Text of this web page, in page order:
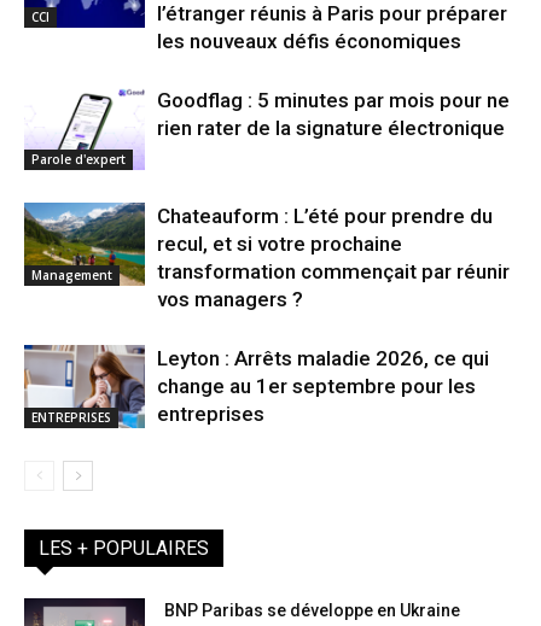
CCI
l’étranger réunis à Paris pour préparer
les nouveaux défis économiques
Parole d'expert
Goodflag : 5 minutes par mois pour ne
rien rater de la signature électronique
Management
Chateauform : L’été pour prendre du
recul, et si votre prochaine
transformation commençait par réunir
vos managers ?
ENTREPRISES
Leyton : Arrêts maladie 2026, ce qui
change au 1er septembre pour les
entreprises
LES + POPULAIRES
BNP Paribas se développe en Ukraine